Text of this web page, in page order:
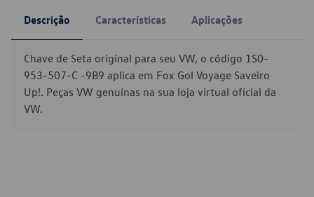
Descrição Características Aplicações
Chave de Seta original para seu VW, o código 1S0-
953-507-C -9B9 aplica em Fox Gol Voyage Saveiro
Up!. Peças VW genuínas na sua loja virtual oficial da
VW.